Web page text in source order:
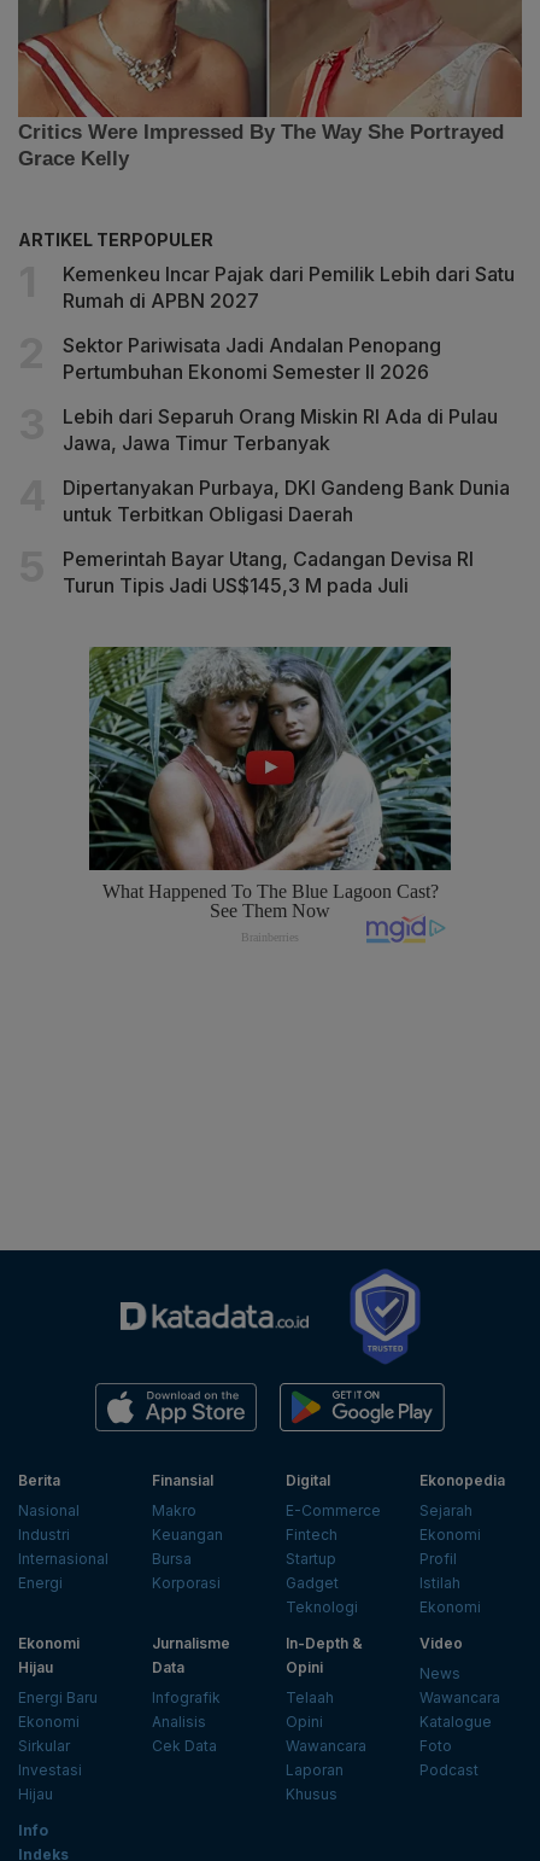
ARTIKEL TERPOPULER
Kemenkeu Incar Pajak dari Pemilik Lebih dari Satu
Rumah di APBN 2027
Sektor Pariwisata Jadi Andalan Penopang
Pertumbuhan Ekonomi Semester II 2026
Lebih dari Separuh Orang Miskin RI Ada di Pulau
Jawa, Jawa Timur Terbanyak
Dipertanyakan Purbaya, DKI Gandeng Bank Dunia
untuk Terbitkan Obligasi Daerah
Pemerintah Bayar Utang, Cadangan Devisa RI
Turun Tipis Jadi US$145,3 M pada Juli
Berita
Nasional
Industri
Internasional
Energi
Finansial
Makro
Keuangan
Bursa
Korporasi
Digital
E-Commerce
Fintech
Startup
Gadget
Teknologi
Ekonopedia
Sejarah
Ekonomi
Profil
Istilah
Ekonomi
Ekonomi
Hijau
Energi Baru
Ekonomi
Sirkular
Investasi
Hijau
Jurnalisme
Data
Infografik
Analisis
Cek Data
In-Depth &
Opini
Telaah
Opini
Wawancara
Laporan
Khusus
Video
News
Wawancara
Katalogue
Foto
Podcast
Info
Indeks